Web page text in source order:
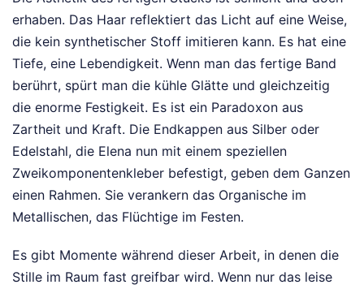
erhaben. Das Haar reflektiert das Licht auf eine Weise,
die kein synthetischer Stoff imitieren kann. Es hat eine
Tiefe, eine Lebendigkeit. Wenn man das fertige Band
berührt, spürt man die kühle Glätte und gleichzeitig
die enorme Festigkeit. Es ist ein Paradoxon aus
Zartheit und Kraft. Die Endkappen aus Silber oder
Edelstahl, die Elena nun mit einem speziellen
Zweikomponentenkleber befestigt, geben dem Ganzen
einen Rahmen. Sie verankern das Organische im
Metallischen, das Flüchtige im Festen.
Es gibt Momente während dieser Arbeit, in denen die
Stille im Raum fast greifbar wird. Wenn nur das leise